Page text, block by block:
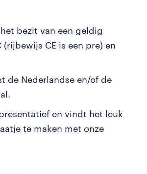
bezit van een geldig
(rijbewijs CE is een pre) en
de Nederlandse en/of de
en vindt het leuk
te maken met onze